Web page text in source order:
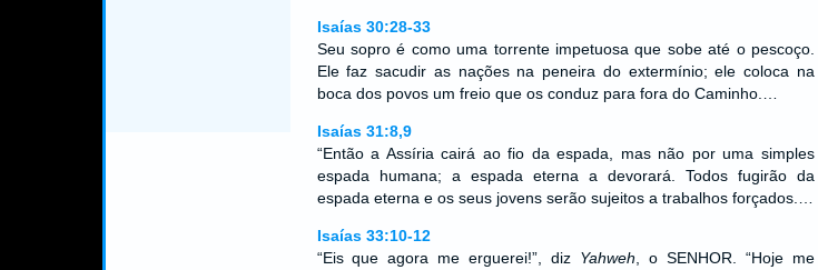
Isaías 30:28-33
Seu sopro é como uma torrente impetuosa que sobe até o pescoço.
Ele faz sacudir as nações na peneira do extermínio; ele coloca na
boca dos povos um freio que os conduz para fora do Caminho.…
Isaías 31:8,9
“Então a Assíria cairá ao fio da espada, mas não por uma simples
espada humana; a espada eterna a devorará. Todos fugirão da
espada eterna e os seus jovens serão sujeitos a trabalhos forçados.…
Isaías 33:10-12
“Eis que agora me erguerei!”, diz Yahweh , o SENHOR. “Hoje me